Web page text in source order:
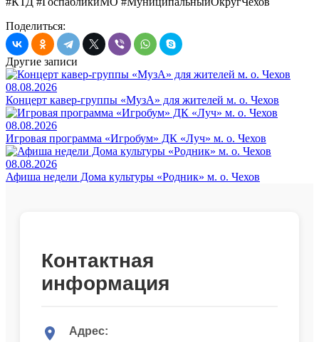
Поделиться:
Другие записи
08.08.2026
Концерт кавер-группы «МузА» для жителей м. о. Чехов
08.08.2026
Игровая программа «Игробум» ДК «Луч» м. о. Чехов
08.08.2026
Афиша недели Дома культуры «Родник» м. о. Чехов
Контактная
информация
Адрес: